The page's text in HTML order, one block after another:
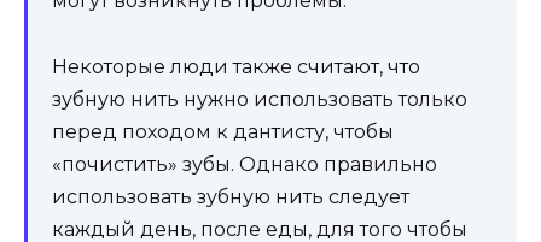
Некоторые люди также считают, что
зубную нить нужно использовать только
перед походом к дантисту, чтобы
«почистить» зубы. Однако правильно
использовать зубную нить следует
каждый день, после еды, для того чтобы